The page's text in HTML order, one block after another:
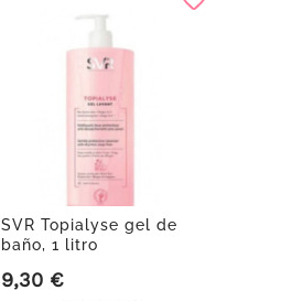
SVR Topialyse gel de
baño, 1 litro
Precio
9,30 €